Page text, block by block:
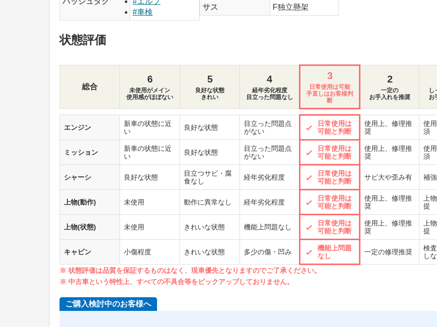
#車検
サス
F独立懸架
状態評価
総合
6
未使用がメイン
使用感がほぼない
5
良好な状態
きれい
4
経年劣化程度
目立った問題なし
3
日常使用は可能
手直しはお客様判
断
2
一定の
お手入れを推奨
し
お
エンジン
新車の状態に近
い
良好な状態
目立った問題点
がない
日常使用は
可能と判断
使用上、修理推
奨
使
須
ミッション
新車の状態に近
い
良好な状態
目立った問題点
がない
日常使用は
可能と判断
使用上、修理推
奨
使
須
シャーシ 良好な状態
目立つサビ・腐
食なし
経年劣化程度
日常使用は
可能と判断
サビ大や歪み有 補
上物(動作) 未使用 動作に異常なし 経年劣化程度
日常使用は
可能と判断
使用上、修理推
奨
上
提
上物(状態) 未使用 きれいな状態 機能上問題なし
日常使用は
可能と判断
使用上、修理推
奨
上
提
キャビン 小傷程度 きれいな状態 多少の傷・凹み
機能上問題
なし
一定の修理推奨
検
し
※ 状態評価は品質を保証するものはなく、現車優先となりますのでご了承ください。
※ 中古車という特性上、すべての不具合等をピックアップしておりません。
ご購入検討中のお客様へ